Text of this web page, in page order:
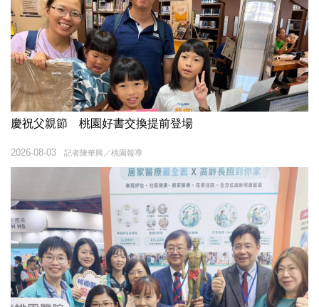
慶祝父親節 桃園好書交換提前登場
記者陳華興／桃園報導
2026-08-03